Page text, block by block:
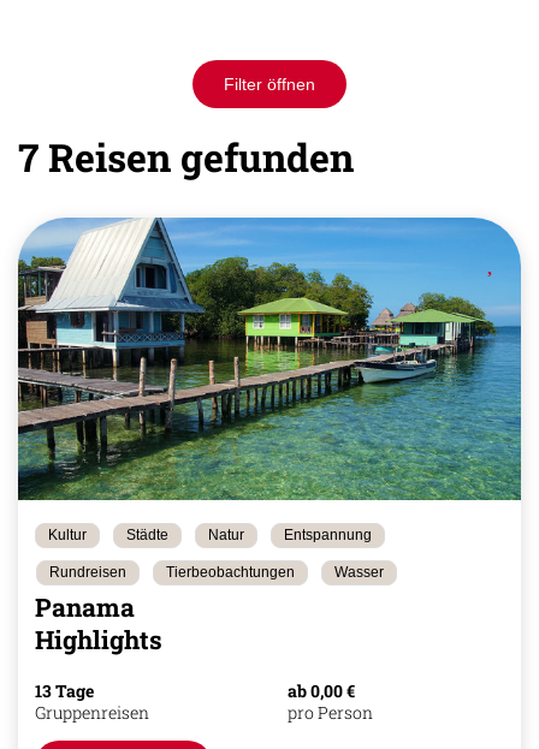
Filter öffnen
7 Reisen gefunden
Kultur Städte Natur Entspannung
Rundreisen Tierbeobachtungen Wasser
Panama
Highlights
13 Tage
Gruppenreisen
ab 0,00 €
pro Person